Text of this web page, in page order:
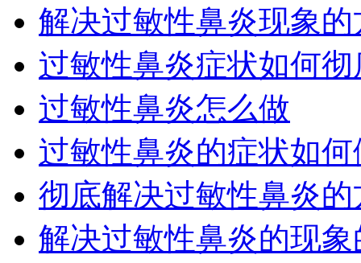
解决过敏性鼻炎现象的
过敏性鼻炎症状如何
过敏性鼻炎怎么做
过敏性鼻炎的症状如何
彻底解决过敏性鼻炎的
解决过敏性鼻炎的现